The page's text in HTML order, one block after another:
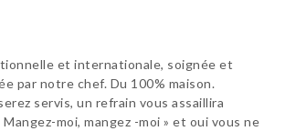
et internationale, soignée et
par notre chef. Du 100% maison.
servis, un refrain vous assaillira
moi, mangez -moi » et oui vous ne